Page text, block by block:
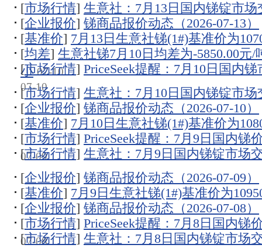
[市场行情] 生意社：7月13日国内锑锭市场
[企业报价] 锑商品报价动态（2026-07-13）
[基准价] 7月13日生意社锑(1#)基准价为
[均差] 生意社锑7月10日均差为-5850.00元
小 07-10
[市场行情] PriceSeek提醒：7月10日国内
07-10
[市场行情] 生意社：7月10日国内锑锭市场
[企业报价] 锑商品报价动态（2026-07-10）
[基准价] 7月10日生意社锑(1#)基准价为
[市场行情] PriceSeek提醒：7月9日国内锑
07-09
[市场行情] 生意社：7月9日国内锑锭市场
[企业报价] 锑商品报价动态（2026-07-09）
[基准价] 7月9日生意社锑(1#)基准价为
[企业报价] 锑商品报价动态（2026-07-08）
[市场行情] PriceSeek提醒：7月8日国内锑
07-08
[市场行情] 生意社：7月8日国内锑锭市场